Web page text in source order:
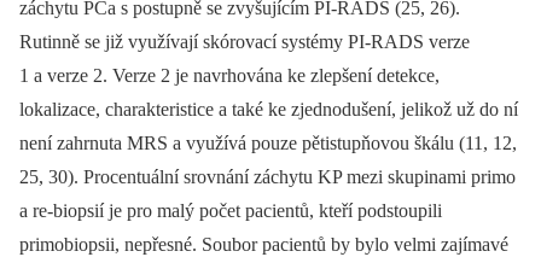
záchytu PCa s postupně se zvyšujícím PI‑RADS (25, 26).
Rutinně se již využívají skórovací systémy PI‑RADS verze
1 a verze 2. Verze 2 je navrhována ke zlepšení detekce,
lokalizace, charakteristice a také ke zjednodušení, jelikož už do ní
není zahrnuta MRS a využívá pouze pětistupňovou škálu (11, 12,
25, 30). Procentuální srovnání záchytu KP mezi skupinami primo
a re‑biopsií je pro malý počet pacientů, kteří podstoupili
primobiopsii, nepřesné. Soubor pacientů by bylo velmi zajímavé